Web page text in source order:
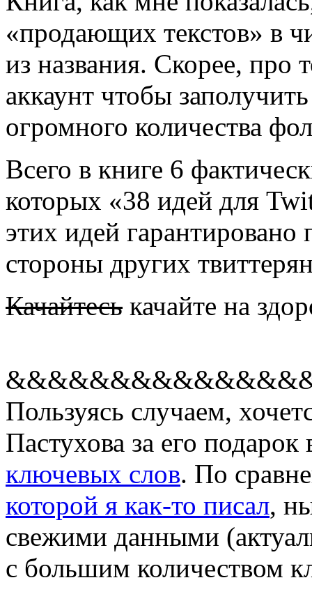
«продающих текстов» в
из названия. Скорее, про
аккаунт чтобы
огромного количества
Всего в книге 6
которых «38 идей для
этих идей
стороны других
Качайтесь качайте на
Пользуясь случаем,
Пастухова за его
ключевых слов. По
которой я как-то писал,
свежими данными
с большим количеством